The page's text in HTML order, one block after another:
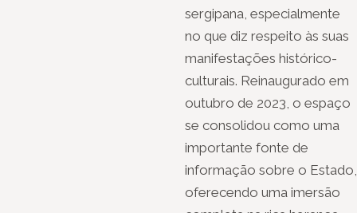
sergipana, especialmente
no que diz respeito às suas
manifestações histórico-
culturais. Reinaugurado em
outubro de 2023, o espaço
se consolidou como uma
importante fonte de
informação sobre o Estado,
oferecendo uma imersão